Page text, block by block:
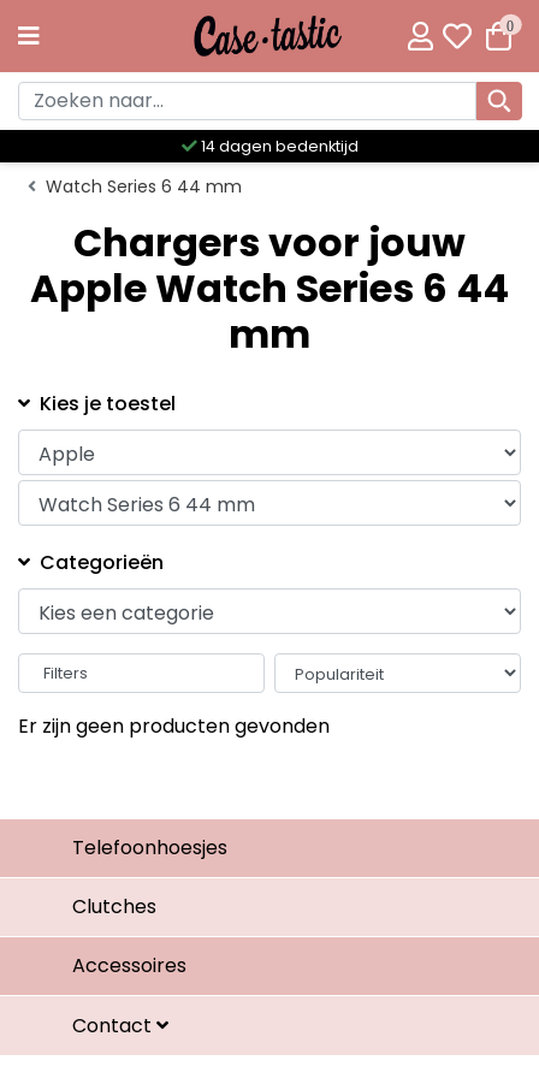
0
14 dagen bedenktijd
Watch Series 6 44 mm
Chargers voor jouw
Apple Watch Series 6 44
mm
Kies je toestel
Categorieën
Filters
Er zijn geen producten gevonden
Telefoonhoesjes
Clutches
Accessoires
Contact